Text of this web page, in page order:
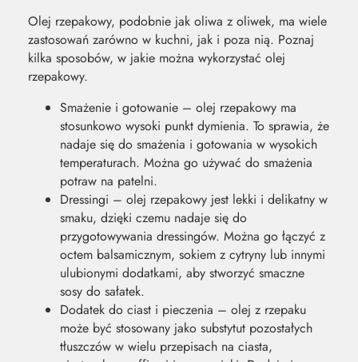
Olej rzepakowy, podobnie jak oliwa z oliwek, ma wiele
zastosowań zarówno w kuchni, jak i poza nią. Poznaj
kilka sposobów, w jakie można wykorzystać olej
rzepakowy.
Smażenie i gotowanie – olej rzepakowy ma
stosunkowo wysoki punkt dymienia. To sprawia, że
nadaje się do smażenia i gotowania w wysokich
temperaturach. Można go używać do smażenia
potraw na patelni.
Dressingi – olej rzepakowy jest lekki i delikatny w
smaku, dzięki czemu nadaje się do
przygotowywania dressingów. Można go łączyć z
octem balsamicznym, sokiem z cytryny lub innymi
ulubionymi dodatkami, aby stworzyć smaczne
sosy do sałatek.
Dodatek do ciast i pieczenia – olej z rzepaku
może być stosowany jako substytut pozostałych
tłuszczów w wielu przepisach na ciasta,